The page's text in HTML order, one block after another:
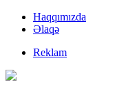
Haqqımızda
Əlaqə
Reklam